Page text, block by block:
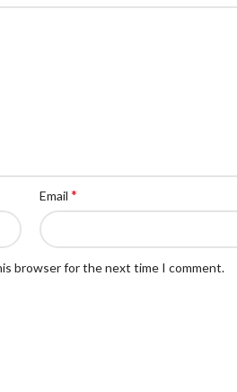
Email*
browser for the next time I comment.